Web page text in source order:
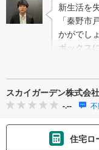
新生活を
「秦野
かがでし
ボックス
せるの
スカイガーデン株式会社
-.--
住宅ロ